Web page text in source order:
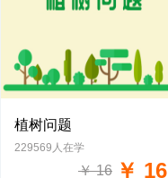
免费试学
植树问题
229569人在学
￥ 16 ￥ 16